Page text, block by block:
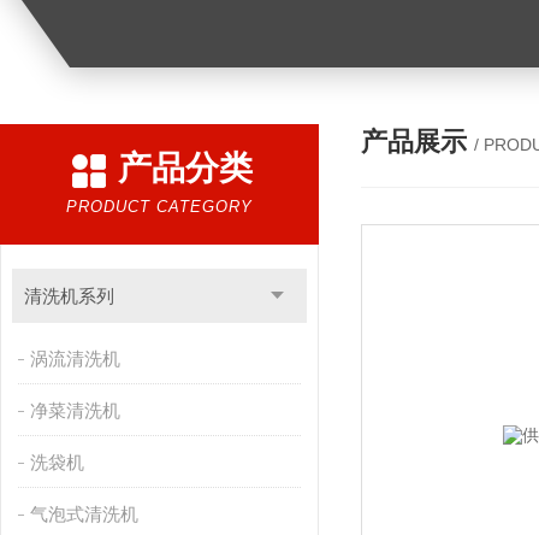
产品分类
PRODUCT CATEGORY
清洗机系列
涡流清洗机
净菜清洗机
洗袋机
气泡式清洗机
产品展示 /